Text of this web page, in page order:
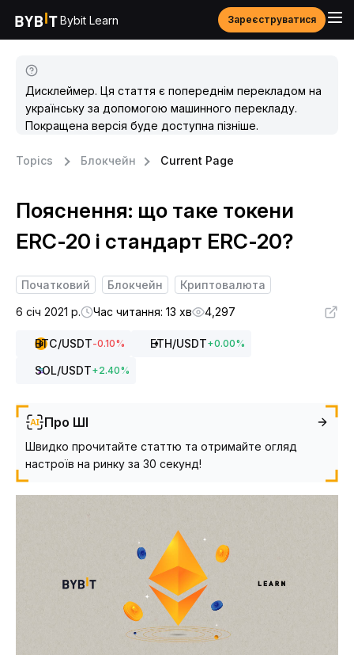
Bybit Learn Зареєструватися
Дисклеймер. Ця стаття є попереднім перекладом на
українську за допомогою машинного перекладу.
Покращена версія буде доступна пізніше.
Topics Блокчейн Current Page
Пояснення: що таке токени
ERC-20 і стандарт ERC-20?
Початковий Блокчейн
Криптовалюта
6 січ 2021 р.
Час читання: 13 хв 4,297
BTC/USDT-0.10% ETH/USDT+0.00%
SOL/USDT+2.40%
Про ШІ
Швидко прочитайте статтю та отримайте огляд
настроїв на ринку за 30 секунд!